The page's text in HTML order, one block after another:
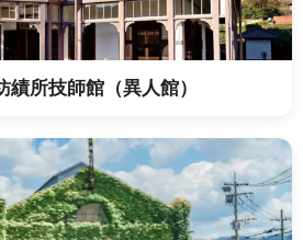
績所技師館（異人館）